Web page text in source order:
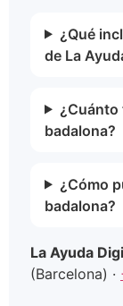
¿Qué
de La
¿Cuánto
badalona?
¿Cómo
badalona?
La Ayuda
(Barcelona) ·